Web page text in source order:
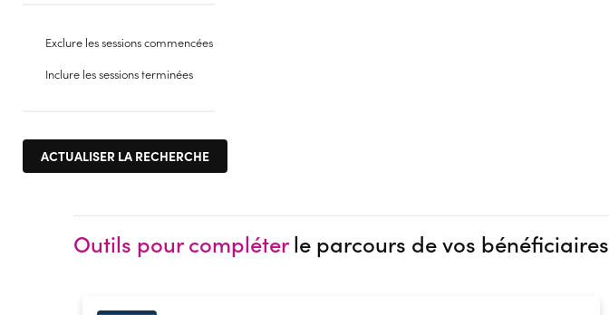
Exclure les sessions commencées
Inclure les sessions terminées
Outils pour compléterle parcours de vos bénéficiaires